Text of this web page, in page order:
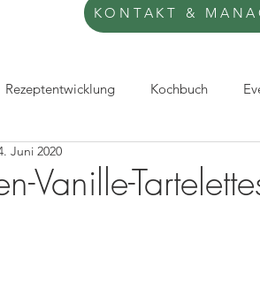
KONTAKT &
Rezeptentwicklung Kochbuch
Vanille-
Juni 2020